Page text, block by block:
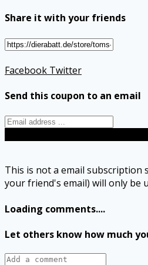
Share it with your friends
Facebook Twitter
Send this coupon to an email
This is not a email subscription
your friend's email) will only be
Loading comments....
Let others know how much